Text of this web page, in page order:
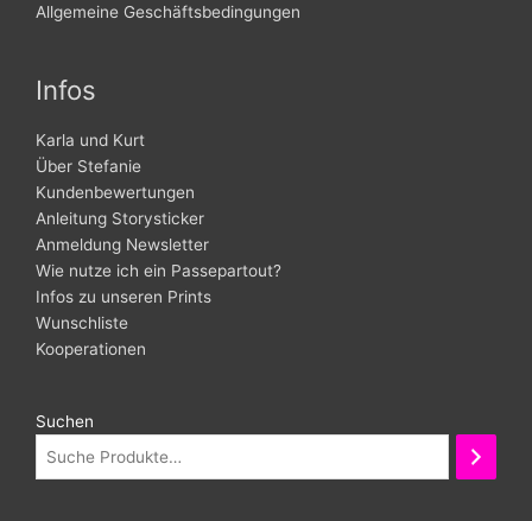
Allgemeine Geschäftsbedingungen
Infos
Karla und Kurt
Über Stefanie
Kundenbewertungen
Anleitung Storysticker
Anmeldung Newsletter
Wie nutze ich ein Passepartout?
Infos zu unseren Prints
Wunschliste
Kooperationen
Suchen